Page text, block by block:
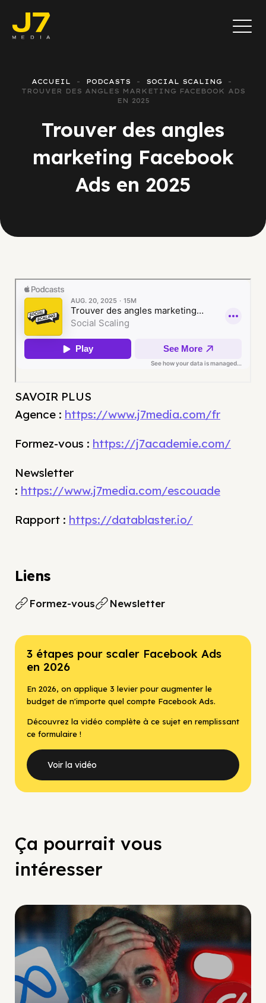
ACCUEIL PODCASTS
SOCIAL SCALING
TROUVER DES ANGLES MARKETING FACEBOOK ADS
EN 2025
Trouver des angles
marketing Facebook
Ads en 2025
SAVOIR PLUS
Agence : https://www.j7media.com/fr
Formez-vous : https://j7academie.com/
Newsletter
: https://www.j7media.com/escouade
Rapport : https://datablaster.io/
Liens
Formez-vous Newsletter
3 étapes pour scaler Facebook Ads
en 2026
En 2026, on applique 3 levier pour augmenter le
budget de n'importe quel compte Facebook Ads.
Découvrez la vidéo complète à ce sujet en remplissant
ce formulaire !
Voir la vidéo
Ça pourrait vous
intéresser
Social Scaling